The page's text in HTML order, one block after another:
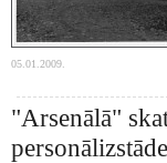
05.01.2009.
"Arsenālā"